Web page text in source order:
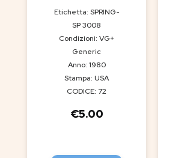
Etichetta: SPRING-
SP 3008
Condizioni: VG+
Generic
Anno: 1980
Stampa: USA
CODICE: 72
€5.00